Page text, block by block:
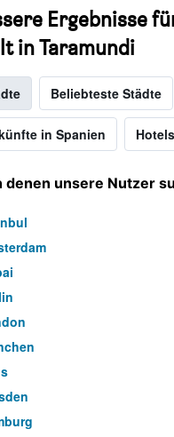
Ergebnisse
in Taramundi
Beliebteste Städte
in Spanien
denen unsere Nutzer